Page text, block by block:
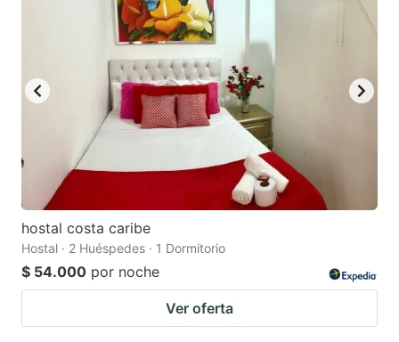
hostal costa caribe
Hostal · 2 Huéspedes · 1 Dormitorio
$ 54.000 por noche
Ver oferta